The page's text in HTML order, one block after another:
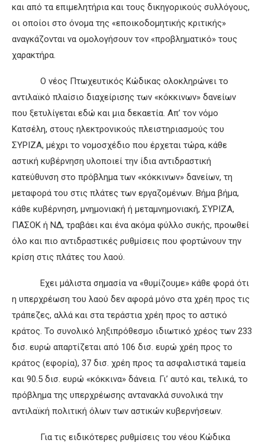
και από τα επιμελητήρια και τους δικηγορικούς συλλόγους,
οι οποίοι στο όνομα της «εποικοδομητικής κριτικής»
αναγκάζονται να ομολογήσουν τον «προβληματικό» τους
χαρακτήρα.
Ο νέος Πτωχευτικός Κώδικας ολοκληρώνει το
αντιλαϊκό πλαίσιο διαχείρισης των «κόκκινων» δανείων
που ξετυλίγεται εδώ και μια δεκαετία. Απ’ τον νόμο
Κατσέλη, στους ηλεκτρονικούς πλειστηριασμούς του
ΣΥΡΙΖΑ, μέχρι το νομοσχέδιο που έρχεται τώρα, κάθε
αστική κυβέρνηση υλοποιεί την ίδια αντιδραστική
κατεύθυνση στο πρόβλημα των «κόκκινων» δανείων, τη
μεταφορά του στις πλάτες των εργαζομένων. Βήμα βήμα,
κάθε κυβέρνηση, μνημονιακή ή μεταμνημονιακή, ΣΥΡΙΖΑ,
ΠΑΣΟΚ ή ΝΔ, τραβάει και ένα ακόμα φύλλο συκής, προωθεί
όλο και πιο αντιδραστικές ρυθμίσεις που φορτώνουν την
κρίση στις πλάτες του λαού.
Εχει μάλιστα σημασία να «θυμίζουμε» κάθε φορά ότι
η υπερχρέωση του λαού δεν αφορά μόνο στα χρέη προς τις
τράπεζες, αλλά και στα τεράστια χρέη προς το αστικό
κράτος. Το συνολικό ληξιπρόθεσμο ιδιωτικό χρέος των 233
δισ. ευρώ απαρτίζεται από 106 δισ. ευρώ χρέη προς το
κράτος (εφορία), 37 δισ. χρέη προς τα ασφαλιστικά ταμεία
και 90.5 δισ. ευρώ «κόκκινα» δάνεια. Γι’ αυτό και, τελικά, το
πρόβλημα της υπερχρέωσης αντανακλά συνολικά την
αντιλαϊκή πολιτική όλων των αστικών κυβερνήσεων.
Για τις ειδικότερες ρυθμίσεις του νέου Κώδικα